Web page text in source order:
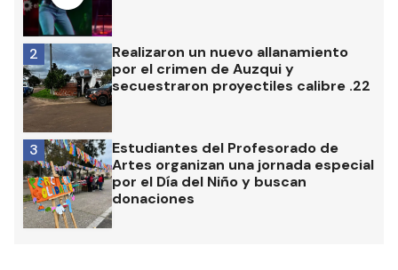
Realizaron un nuevo allanamiento
por el crimen de Auzqui y
secuestraron proyectiles calibre .22
2
Estudiantes del Profesorado de
Artes organizan una jornada especial
por el Día del Niño y buscan
donaciones
3